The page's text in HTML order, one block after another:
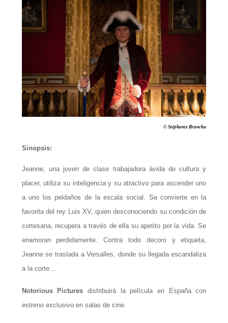
© Stéphanie Branchu
Sinopsis:
Jeanne, una joven de clase trabajadora ávida de cultura y
placer, utiliza su inteligencia y su atractivo para ascender uno
a uno los peldaños de la escala social. Se convierte en la
favorita del rey Luis XV, quien desconociendo su condición de
cortesana, recupera a través de ella su apetito por la vida. Se
enamoran perdidamente. Contra todo decoro y etiqueta,
Jeanne se traslada a Versalles, donde su llegada escandaliza
a la corte...
Notorious Pictures distribuirá la película en España con
estreno exclusivo en salas de cine.